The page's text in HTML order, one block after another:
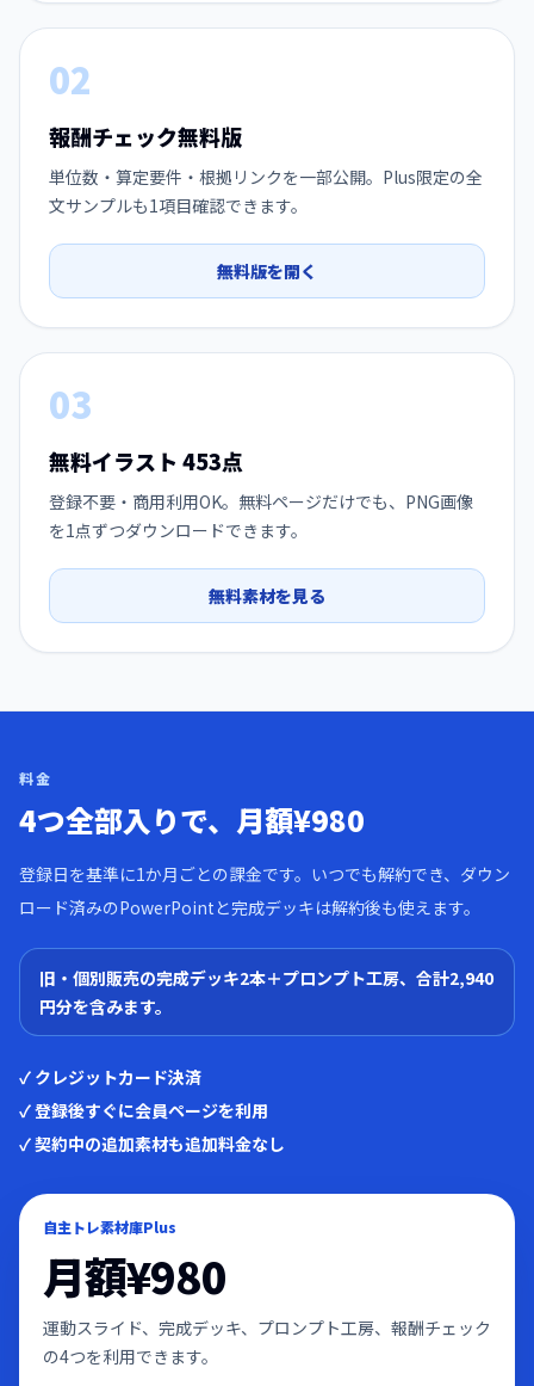
02
報酬チェック無料版
単位数・算定要件・根拠リンクを一部公開。Plus限定の全
文サンプルも1項目確認できます。
無料版を開く
03
無料イラスト 453点
登録不要・商用利用OK。無料ページだけでも、PNG画像
を1点ずつダウンロードできます。
無料素材を見る
料金
4つ全部入りで、月額¥980
登録日を基準に1か月ごとの課金です。いつでも解約でき、ダウン
ロード済みのPowerPointと完成デッキは解約後も使えます。
旧・個別販売の完成デッキ2本＋プロンプト工房、合計2,940
円分を含みます。
✓ クレジットカード決済
✓ 登録後すぐに会員ページを利用
✓ 契約中の追加素材も追加料金なし
自主トレ素材庫Plus
月額¥980
運動スライド、完成デッキ、プロンプト工房、報酬チェック
の4つを利用できます。